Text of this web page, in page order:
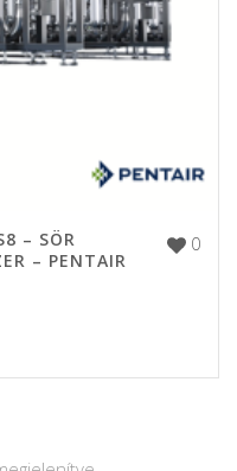
0
– SÖR
– PENTAIR